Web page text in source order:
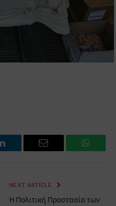
LinkedIn Email
NEXT ARTICLE
Η Πολιτική Προστασία των